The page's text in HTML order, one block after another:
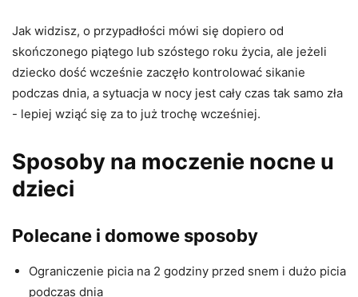
Jak widzisz, o przypadłości mówi się dopiero od
skończonego piątego lub szóstego roku życia, ale jeżeli
dziecko dość wcześnie zaczęło kontrolować sikanie
podczas dnia, a sytuacja w nocy jest cały czas tak samo zła
- lepiej wziąć się za to już trochę wcześniej.
Sposoby na moczenie nocne u
dzieci
Polecane i domowe sposoby
Ograniczenie picia na 2 godziny przed snem i dużo picia
podczas dnia